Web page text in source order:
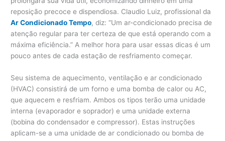
reposição precoce e dispendiosa. Claudio Luiz, profissional da
Ar Condicionado Tempo, diz: “Um ar-condicionado precisa de
atenção regular para ter certeza de que está operando com a
máxima eficiência.” A melhor hora para usar essas dicas é um
pouco antes de cada estação de resfriamento começar.
Seu sistema de aquecimento, ventilação e ar condicionado
(HVAC) consistirá de um forno e uma bomba de calor ou AC,
que aquecem e resfriam. Ambos os tipos terão uma unidade
interna (evaporador e soprador) e uma unidade externa
(bobina do condensador e compressor). Estas instruções
aplicam-se a uma unidade de ar condicionado ou bomba de